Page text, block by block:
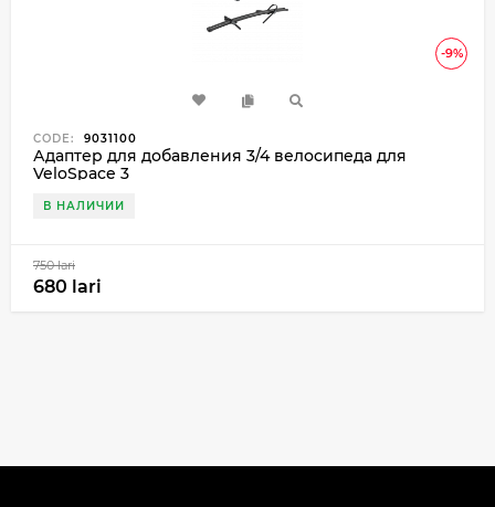
-9%
CODE: 9031100
Адаптер для добавления 3/4 велосипеда для
VeloSpace 3
В НАЛИЧИИ
750 lari
680 lari